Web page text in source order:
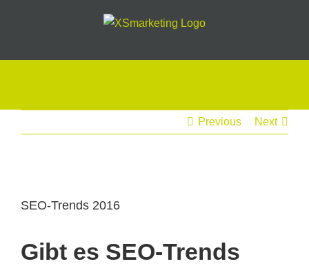
Previous Next
Larger
SEO-Trends 2016
Gibt es SEO-Trends